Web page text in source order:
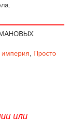
империя
Просто
или